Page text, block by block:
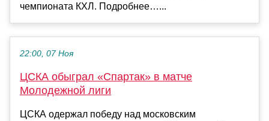
чемпионата КХЛ. Подробнее…...
22:00, 07 Ноя
ЦСКА обыграл «Спартак» в матче
Молодежной лиги
ЦСКА одержал победу над московским